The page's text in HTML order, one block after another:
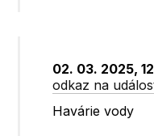
02. 03. 2025,
odkaz na
Havárie vody